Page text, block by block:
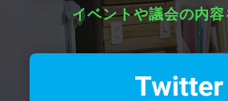
イベントや議会の内